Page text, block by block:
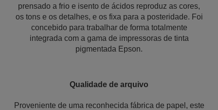
prensado a frio e isento de ácidos reproduz as cores,
os tons e os detalhes, e os fixa para a posteridade. Foi
concebido para trabalhar de forma totalmente
integrada com a gama de impressoras de tinta
pigmentada Epson.
Qualidade de arquivo
Proveniente de uma reconhecida fábrica de papel, este